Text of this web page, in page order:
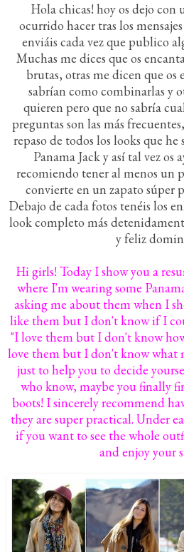
Hola chicas! hoy os dejo con
ocurrido hacer tras los
enviáis cada vez que publico
Muchas me dices que os
brutas, otras me dicen que os
sabrían como combinarlas y
quieren pero que no sabría
preguntas son las más
repaso de todos los looks que he
Panama Jack y así tal vez os
recomiendo tener al menos un
convierte en un zapato súper
Debajo de cada fotos tenéis los
look completo más
y feliz
Hi girls! Today I show you a
where I'm wearing some
asking me about them when I
like them but I don't know if I
"I love them but I don't know
love them but I don't know what
just to help you to decide
who know, maybe you finally
boots! I sincerely recommend
they are super practical. Under
if you want to see the whole
and enjoy your